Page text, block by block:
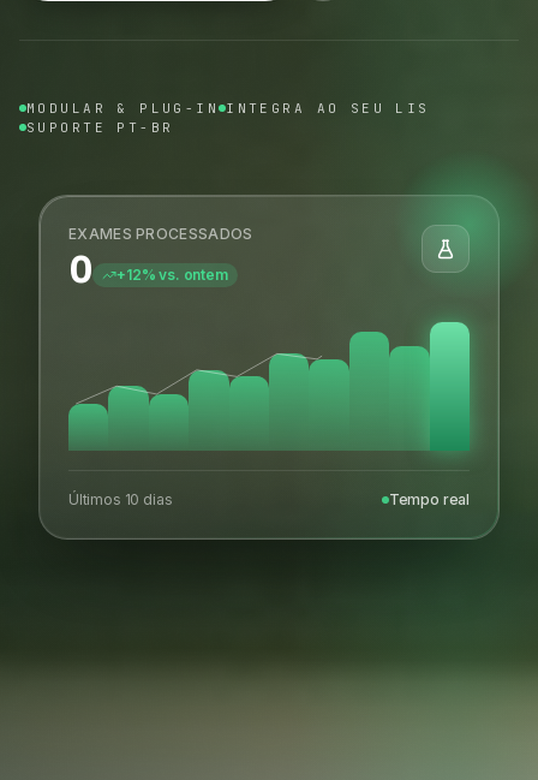
MODULAR & PLUG-IN INTEGRA AO SEU LIS
SUPORTE PT-BR
EXAMES PROCESSADOS
0 +12% vs. ontem
Últimos 10 dias Tempo real